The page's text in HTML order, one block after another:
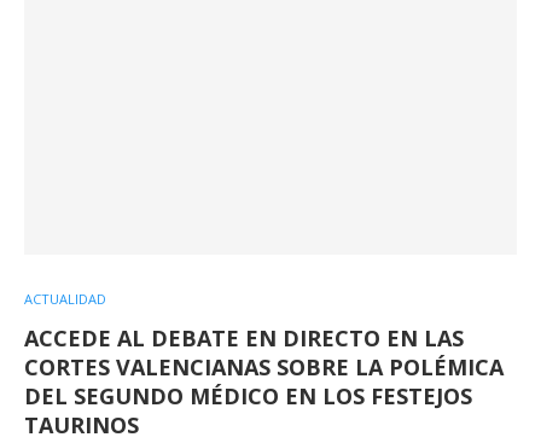
ACTUALIDAD
ACCEDE AL DEBATE EN DIRECTO EN LAS
CORTES VALENCIANAS SOBRE LA POLÉMICA
DEL SEGUNDO MÉDICO EN LOS FESTEJOS
TAURINOS